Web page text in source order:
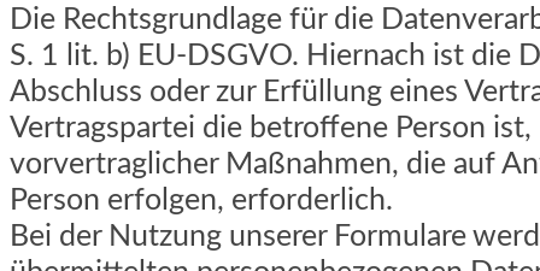
Die Rechtsgrundlage für die
S. 1 lit. b) EU-DSGVO. Hiernach ist die
Abschluss oder zur Erfüllung eines
Vertragspartei die betroffene Person
vorvertraglicher Maßnahmen, die auf
Person erfolgen, erforderlich.
Bei der Nutzung unserer Formulare